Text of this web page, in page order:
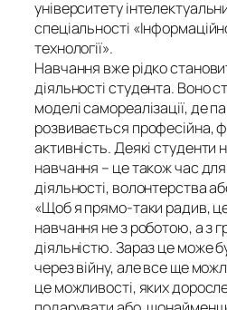
університету
спеціальності
технології».
Навчання вже рідко
діяльності студента. Воно
моделі самореалізації, де
розвивається професійна,
активність. Деякі
навчання – це також час
діяльності, волонтерства
«Щоб я прямо-таки радив,
навчання не з роботою, а з
діяльністю. Зараз це може
через війну, але все ще
це можливості, яких